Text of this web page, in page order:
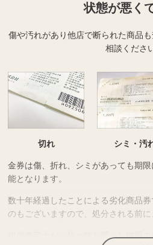
状態が悪く
傷や汚れがあり他店で断られた商品も
相談くださ
切れ シミ・汚
金券は傷、折れ、シミがあっても期
能となります。
数十年経過したことによる劣化商品
のもございますので、処分される前に
担当査定士が一枚一枚お調べし納得